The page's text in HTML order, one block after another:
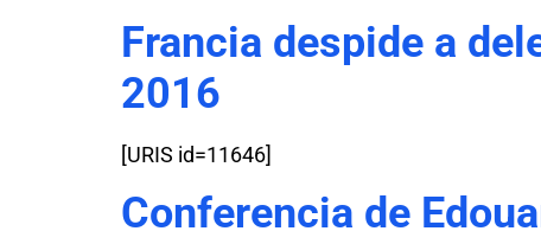
Francia despide a
2016
[URIS id=11646]
Conferencia de